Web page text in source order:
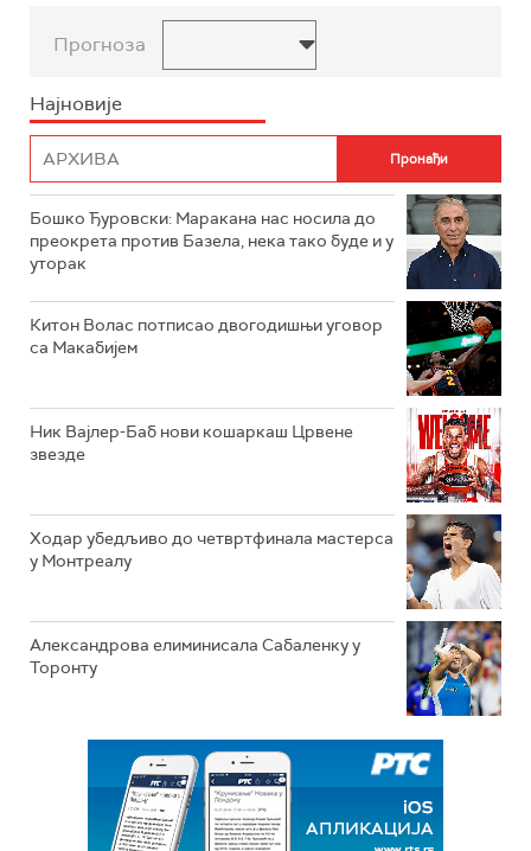
Прогноза
Најновије
Бошко Ђуровски: Маракана нас носила до
преокрета против Базела, нека тако буде и у
уторак
Китон Волас потписао двогодишњи уговор
са Макабијем
Ник Вајлер-Баб нови кошаркаш Црвене
звезде
Ходар убедљиво до четвртфинала мастерса
у Монтреалу
Александрова елиминисала Сабаленку у
Торонту